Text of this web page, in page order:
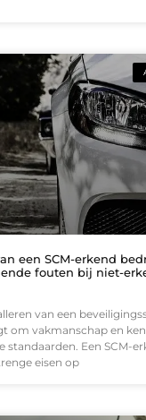
een SCM-erkend
fouten bij niet-
van een
om vakmanschap en
standaarden. Een SCM-
eisen op